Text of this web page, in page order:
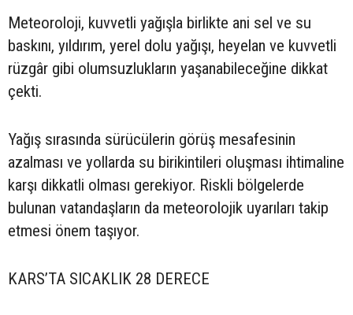
Meteoroloji, kuvvetli yağışla birlikte ani sel ve su
baskını, yıldırım, yerel dolu yağışı, heyelan ve kuvvetli
rüzgâr gibi olumsuzlukların yaşanabileceğine dikkat
çekti.
Yağış sırasında sürücülerin görüş mesafesinin
azalması ve yollarda su birikintileri oluşması ihtimaline
karşı dikkatli olması gerekiyor. Riskli bölgelerde
bulunan vatandaşların da meteorolojik uyarıları takip
etmesi önem taşıyor.
KARS’TA SICAKLIK 28 DERECE